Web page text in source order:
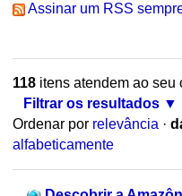
Assinar um RSS
118itens atendem ao seu
Filtrar os resultados
Ordenar por relevância ·
alfabeticamente